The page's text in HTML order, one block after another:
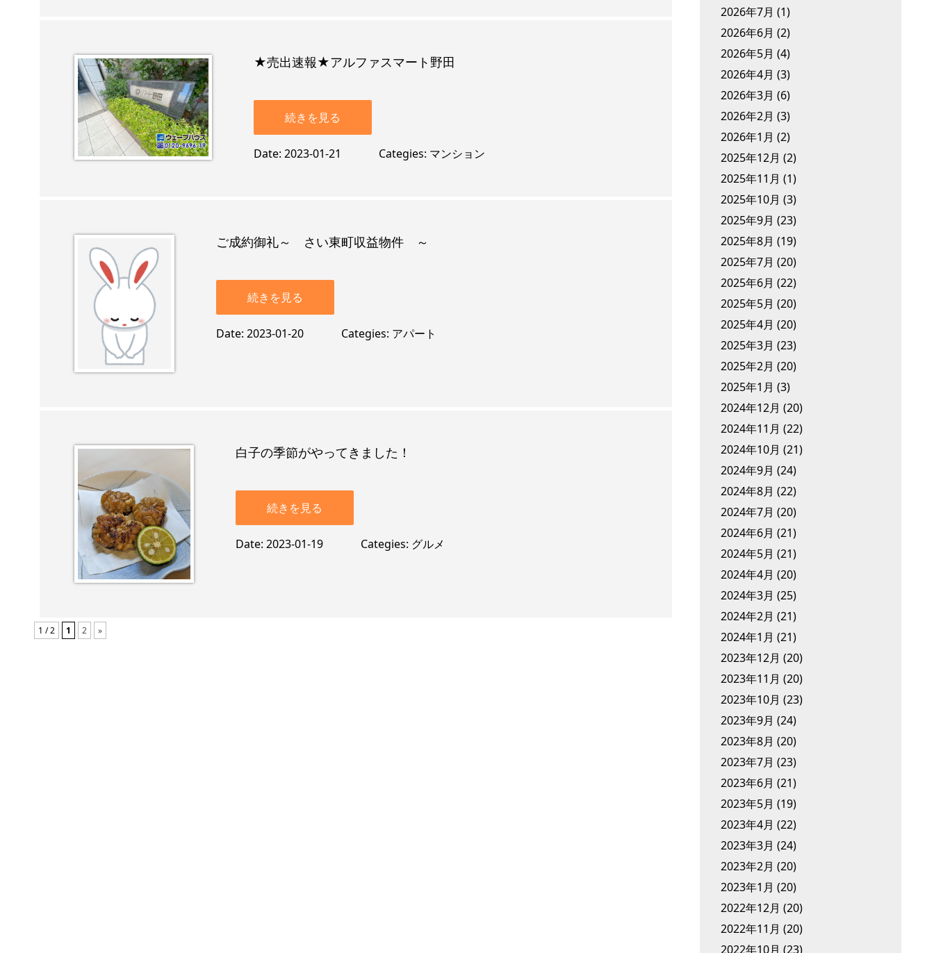
★売出速報★アルファスマート野田
続きを見る
Date 2023-01-21 Categies マンション
ご成約御礼～ さい東町収益物件 ～
続きを見る
Date 2023-01-20 Categies アパート
白子の季節がやってきました！
続きを見る
Date 2023-01-19 Categies グルメ
1 / 2 1 2 »
2026年7月 (1)
2026年6月 (2)
2026年5月 (4)
2026年4月 (3)
2026年3月 (6)
2026年2月 (3)
2026年1月 (2)
2025年12月 (2)
2025年11月 (1)
2025年10月 (3)
2025年9月 (23)
2025年8月 (19)
2025年7月 (20)
2025年6月 (22)
2025年5月 (20)
2025年4月 (20)
2025年3月 (23)
2025年2月 (20)
2025年1月 (3)
2024年12月 (20)
2024年11月 (22)
2024年10月 (21)
2024年9月 (24)
2024年8月 (22)
2024年7月 (20)
2024年6月 (21)
2024年5月 (21)
2024年4月 (20)
2024年3月 (25)
2024年2月 (21)
2024年1月 (21)
2023年12月 (20)
2023年11月 (20)
2023年10月 (23)
2023年9月 (24)
2023年8月 (20)
2023年7月 (23)
2023年6月 (21)
2023年5月 (19)
2023年4月 (22)
2023年3月 (24)
2023年2月 (20)
2023年1月 (20)
2022年12月 (20)
2022年11月 (20)
2022年10月 (23)